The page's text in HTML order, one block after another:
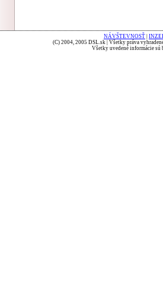
NÁVŠTEVNOSŤ
(C) 2004, 2005 DSL.sk | Všetky práva
Všetky uvedené informácie sú